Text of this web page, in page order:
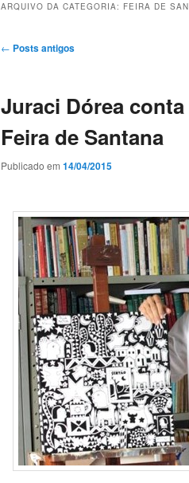
ARQUIVO DA CATEGORIA: FEIRA DE
Navegação
← Posts antigos
Juraci Dórea
Feira de Santana
Publicado em 14/04/2015